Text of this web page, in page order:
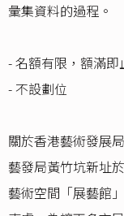
彙集資料的過程。
- 名額有限，額滿即
- 不設劃位
關於香港藝術發展局
藝發局黃竹坑新址
藝術空間「展藝館